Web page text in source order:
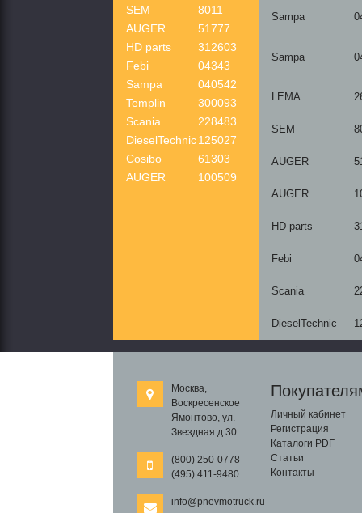
SEM
8011
AUGER
51777
HD parts
312603
Febi
04343
Sampa
040542
Templin
300093
Scania
228483
DieselTechnic125027
Cosibo
61303
AUGER
100509
Sampa
Sampa
LEMA
SEM
AUGER
AUGER
HD parts
Febi
Scania
DieselTechnic
Москва,
Воскресенское
Ямонтово, ул.
Звездная д.30
(800) 250-0778
(495) 411-9480
info@pnevmotruck.ru
Личный кабинет
Регистрация
Каталоги PDF
Статьи
Контакты